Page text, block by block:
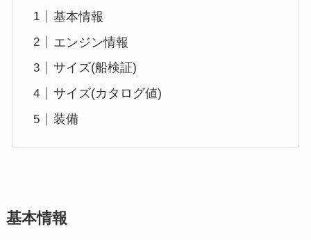
基本情報
エンジン情報
サイズ(船検証)
サイズ(カタログ値)
装備
基本情報